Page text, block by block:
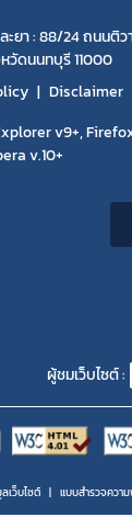
ยา : 88/24 ถนนติว
วัดนนทบุรี 11000
Disclaimer
v9+,
v.10+
ผู้ชมเว็บไซต์ :
เว็บไซต์ แบบสำรวจควา